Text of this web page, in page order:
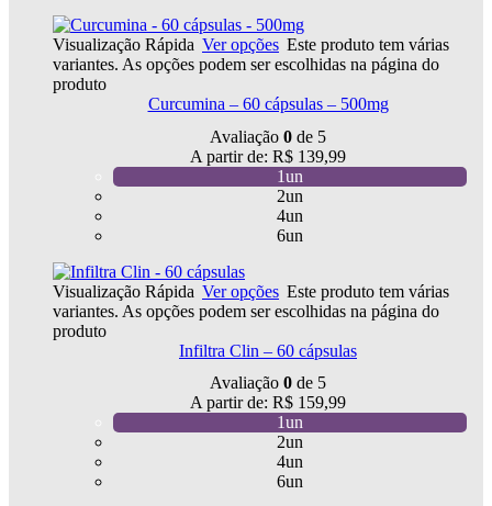
Visualização Rápida Ver opções Este produto tem várias
variantes. As opções podem ser escolhidas na página do
produto
Curcumina – 60 cápsulas – 500mg
Avaliação 0 de 5
A partir de: R$ 139,99
1un
2un
4un
6un
Visualização Rápida Ver opções Este produto tem várias
variantes. As opções podem ser escolhidas na página do
produto
Infiltra Clin – 60 cápsulas
Avaliação 0 de 5
A partir de: R$ 159,99
1un
2un
4un
6un